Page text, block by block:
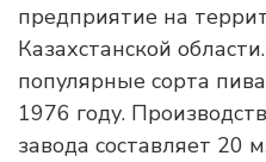
предприятие на
Казахстанской
популярные сорта
1976 году.
завода составляет 20